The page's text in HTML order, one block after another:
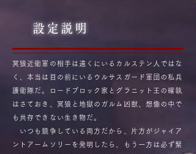
設定説明
冥狼近衛軍の相手は遠くにいるカルステン人ではな
く、本当は目の前にいるウルサスガード軍団の私兵
護衛隊だ。ロードブロック家とグラニット王の確執
はさておき、冥狼と地獄のガルム凶獣、想像の中で
も共存できない生き物だ。
いつも競争している両方だから、片方がジャイア
ントアームソリーを発明したら、もう一方は必ず緊